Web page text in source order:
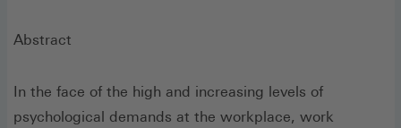
Abstract
In the face of the high and increasing levels of
psychological demands at the workplace, work